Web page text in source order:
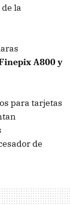
la
A800 y
para tarjetas
de